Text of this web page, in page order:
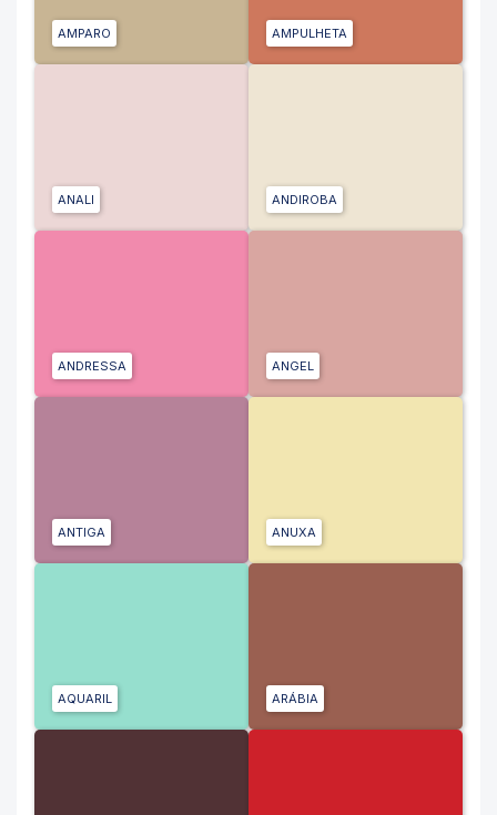
AMPARO AMPULHETA
ANALI ANDIROBA
ANDRESSA ANGEL
ANTIGA ANUXA
AQUARIL ARÁBIA